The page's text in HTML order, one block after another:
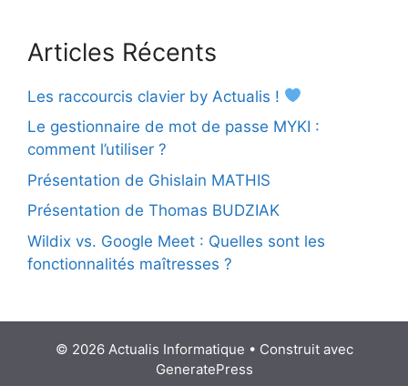
Articles Récents
Les raccourcis clavier by Actualis !
Le gestionnaire de mot de passe MYKI :
comment l’utiliser ?
Présentation de Ghislain MATHIS
Présentation de Thomas BUDZIAK
Wildix vs. Google Meet : Quelles sont les
fonctionnalités maîtresses ?
© 2026 Actualis Informatique • Construit avec
GeneratePress